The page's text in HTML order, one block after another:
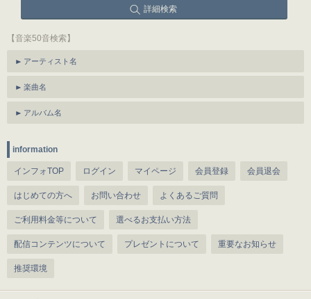
詳細検索
【音楽50音検索】
アーティスト名
楽曲名
アルバム名
information
インフォTOP ログイン マイページ 会員登録 会員退会
はじめての方へ お問い合わせ よくあるご質問
ご利用料金等について 選べるお支払い方法
配信コンテンツについて プレゼントについて 重要なお知らせ
推奨環境